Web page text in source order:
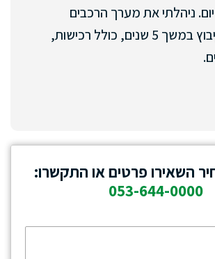
ניהלתי את מערך הרכבים
התפעוליים בקיבוץ במשך 5 שנים, כולל רכישות,
השאירו פרטים או התקשרו:
053-644-0000